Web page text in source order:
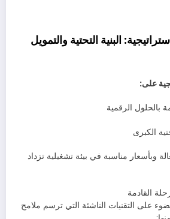
البنية التحتية والتمويل
على:
بالحلول الرقمية
الكبرى
وبأسعار مناسبة في بيئة تشغيلية تزداد
القادمة
على التقنيات الناشئة التي ترسم ملامح